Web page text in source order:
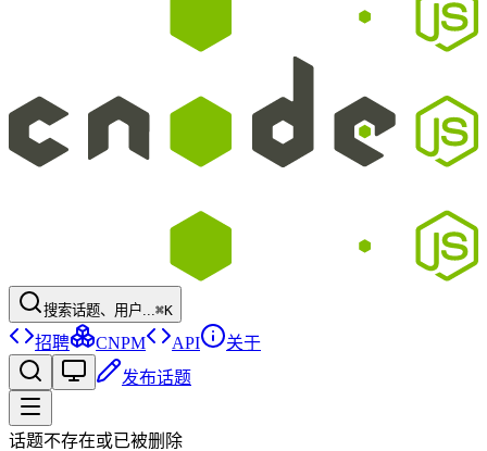
搜索话题、用户...⌘K
招聘 CNPM API
关于
发布话题
话题不存在或已被删除